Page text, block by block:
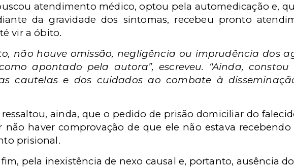
atendimento médico, optou pela automedicação e,
da gravidade dos sintomas, recebeu pronto
vir a óbito.
não houve omissão, negligência ou imprudência dos
apontado pela autora”, escreveu. “Ainda,
cautelas e dos cuidados ao combate à
ainda, que o pedido de prisão domiciliar do
não haver comprovação de que ele não estava
prisional.
pela inexistência de nexo causal e, portanto, ausência